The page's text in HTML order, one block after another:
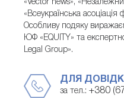
«Vector news»,
«Всеукраїнська асоціація
Особливу подяку
ЮФ «EQUITY» та
Legal Group».
ДЛЯ
за тел.: +380